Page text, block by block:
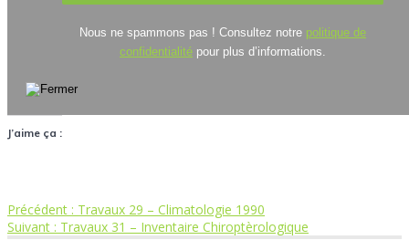
Nous ne spammons pas ! Consultez notre politique de
confidentialité pour plus d’informations.
J’aime ça :
Navigation
Précédent : Article
précédent
Travaux 29 – Climatologie 1990
Suivant : Article
Travaux 31 – Inventaire Chiroptèrologique